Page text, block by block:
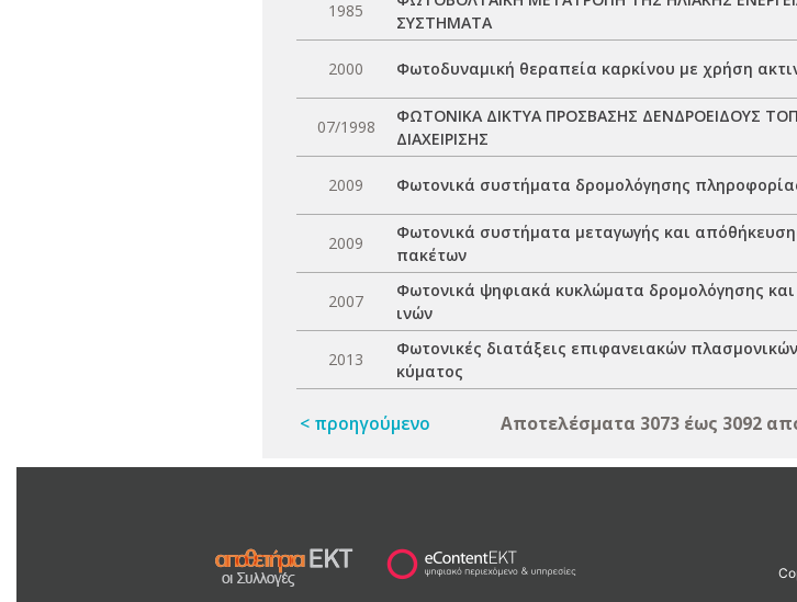
1985
ΣΥΣΤΗΜΑΤΑ
2000 Φωτοδυναμική θεραπεία καρκίνου με χρήση
07/1998
ΦΩΤΟΝΙΚΑ ΔΙΚΤΥΑ ΠΡΟΣΒΑΣΗΣ ΔΕΝΔΡΟΕΙΔΟΥΣ
ΔΙΑΧΕΙΡΙΣΗΣ
2009 Φωτονικά συστήματα δρομολόγησης
2009
Φωτονικά συστήματα μεταγωγής και
πακέτων
2007
Φωτονικά ψηφιακά κυκλώματα δρομολόγησης
ινών
2013
Φωτονικές διατάξεις επιφανειακών
κύματος
< προηγούμενο Αποτελέσματα 3073 έως 3092